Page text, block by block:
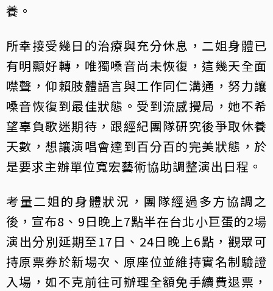
養。
所幸接受幾日的治療與充分休息，二姐身體已
有明顯好轉，唯獨嗓音尚未恢復，這幾天全面
噤聲，仰賴肢體語言與工作同仁溝通，努力讓
嗓音恢復到最佳狀態。受到流感攪局，她不希
望辜負歌迷期待，跟經紀團隊研究後爭取休養
天數，想讓演唱會達到百分百的完美狀態，於
是要求主辦單位寬宏藝術協助調整演出日程。
考量二姐的身體狀況，團隊經過多方協調之
後，宣布8、9日晚上7點半在台北小巨蛋的2場
演出分別延期至17日、24日晚上6點，觀眾可
持原票券於新場次、原座位並維持實名制驗證
入場，如不克前往可辦理全額免手續費退票，